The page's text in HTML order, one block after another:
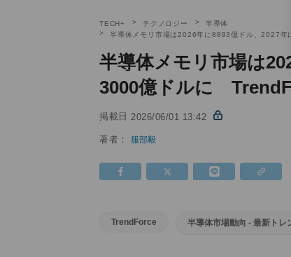
TECH+ テクノロジー
半導体
半導体メモリ市場は2026年に8893億ドル、2027
半導体メモリ市場は
3000億ドルに
掲載日 2026/06/01 13:42
著者： 服部毅
TrendForce 半導体市場動向 - 最新トレ